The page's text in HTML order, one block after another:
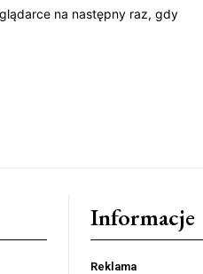
na następny raz, gdy
Informacje
Reklama